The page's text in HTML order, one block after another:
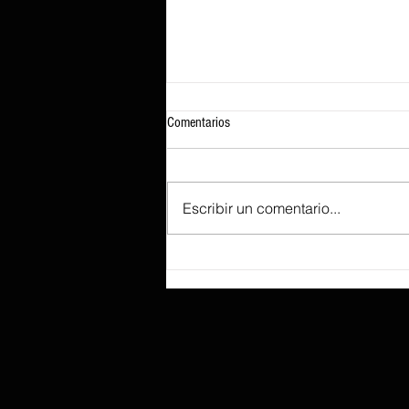
Comentarios
Escribir un comentario...